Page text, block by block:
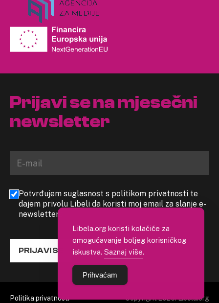
Prijavi se na mjesečni
newsletter
Potvrđujem suglasnost s politikom privatnosti te
dajem privolu Libeli da koristi moj email za slanje e-
newslettera
PRIJAVI SE
Politika privatnosti Copyright 2026. Libela.org
Libela.org koristi kolačiće za
omogućavanje boljeg korisničkog
iskustva. Saznaj više.
Prihvaćam